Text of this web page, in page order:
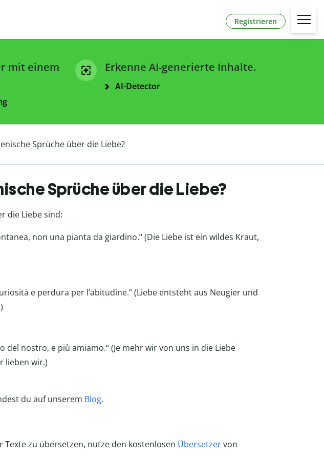
Registrieren
mit einem
Erkenne AI-generierte Inhalte.
AI-Detector
Sprüche über die Liebe?
Sprüche über die Liebe?
die Liebe sind:
non una pianta da giardino.“ (Die Liebe ist ein wildes Kraut,
e perdura per l’abitudine.“ (Liebe entsteht aus Neugier und
del nostro, e più amiamo.“ (Je mehr wir von uns in die Liebe
lieben wir.)
du auf unserem Blog.
Texte zu übersetzen, nutze den kostenlosen Übersetzervon